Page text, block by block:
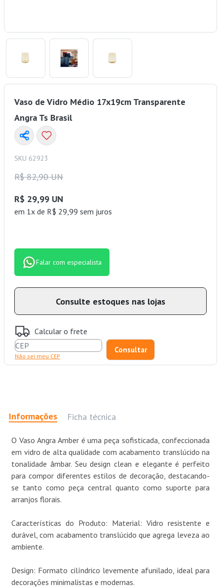
Vaso de Vidro Médio 17x19cm Transparente
Angra Ts Brasil
SKU 62923
R$ 82,90 UN
R$ 29,99 UN
em 1x de R$ 29,99 sem juros
Falar com especialista
Consulte estoques nas lojas
Calcular o frete
Não sei meu CEP
Informações Ficha técnica
O Vaso Angra Amber é uma peça sofisticada, confeccionada
em vidro de alta qualidade com acabamento translúcido na
tonalidade âmbar. Seu design clean e elegante é perfeito
para compor diferentes estilos de decoração, destacando-
se tanto como peça central quanto como suporte para
arranjos florais.
Características do Produto: Material: Vidro resistente e
durável, com acabamento translúcido que agrega leveza ao
ambiente.
Design: Formato cilíndrico levemente afunilado, ideal para
decorações minimalistas e modernas.